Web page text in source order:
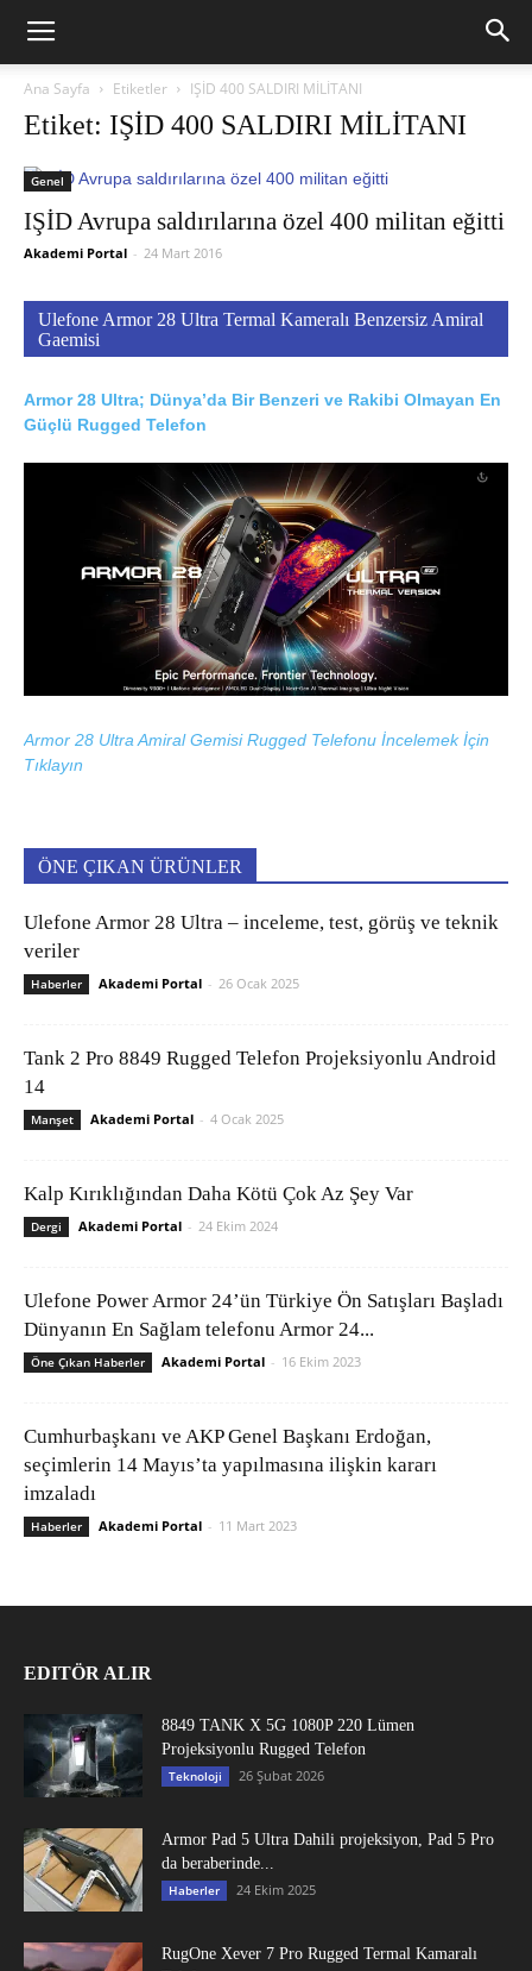
Ana Sayfa Etiketler IŞİD 400 SALDIRI MİLİTANI
Etiket: IŞİD 400 SALDIRI MİLİTANI
Genel
IŞİD Avrupa saldırılarına özel 400 militan eğitti
Akademi Portal - 24 Mart 2016
Ulefone Armor 28 Ultra Termal Kameralı Benzersiz Amiral
Gaemisi
Armor 28 Ultra; Dünya’da Bir Benzeri ve Rakibi Olmayan En
Güçlü Rugged Telefon
Armor 28 Ultra Amiral Gemisi Rugged Telefonu İncelemek İçin
Tıklayın
ÖNE ÇIKAN ÜRÜNLER
Ulefone Armor 28 Ultra – inceleme, test, görüş ve teknik
veriler
Haberler Akademi Portal - 26 Ocak 2025
Tank 2 Pro 8849 Rugged Telefon Projeksiyonlu Android
14
Manşet Akademi Portal - 4 Ocak 2025
Kalp Kırıklığından Daha Kötü Çok Az Şey Var
Dergi Akademi Portal - 24 Ekim 2024
Ulefone Power Armor 24’ün Türkiye Ön Satışları Başladı
Dünyanın En Sağlam telefonu Armor 24...
Öne Çıkan Haberler Akademi Portal - 16 Ekim 2023
Cumhurbaşkanı ve AKP Genel Başkanı Erdoğan,
seçimlerin 14 Mayıs’ta yapılmasına ilişkin kararı
imzaladı
Haberler Akademi Portal - 11 Mart 2023
EDITÖR ALIR
8849 TANK X 5G 1080P 220 Lümen
Projeksiyonlu Rugged Telefon
Teknoloji 26 Şubat 2026
Armor Pad 5 Ultra Dahili projeksiyon, Pad 5 Pro
da beraberinde...
Haberler 24 Ekim 2025
RugOne Xever 7 Pro Rugged Termal Kamaralı